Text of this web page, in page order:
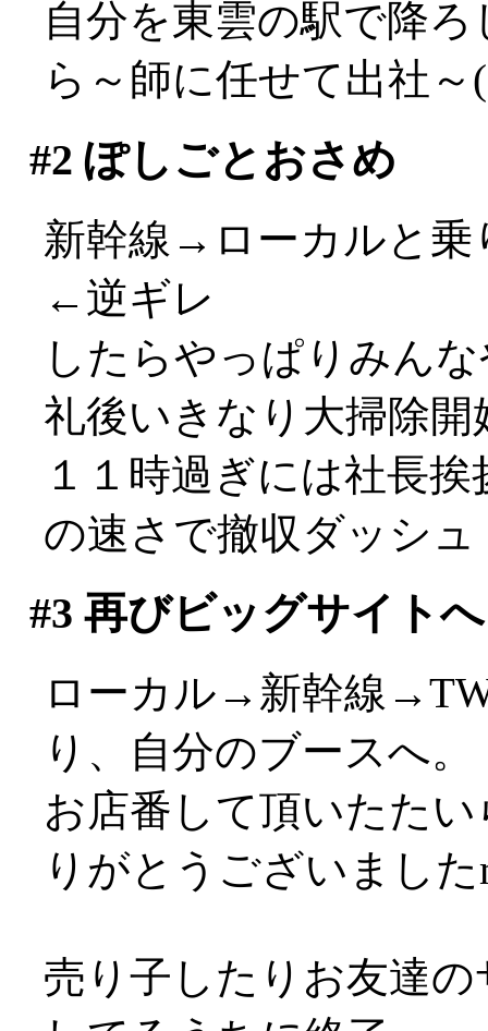
自分を東雲の駅で降
ら～師に任せて出社～
#2 ぽしごとおさめ
新幹線→ローカルと乗
←逆ギレ
したらやっぱりみん
礼後いきなり大掃除開
１１時過ぎには社長
の速さで撤収ダッシュ
#3 再びビッグサイトへ
ローカル→新幹線
り、自分のブースへ。
お店番して頂いたた
りがとうございました
売り子したりお友達